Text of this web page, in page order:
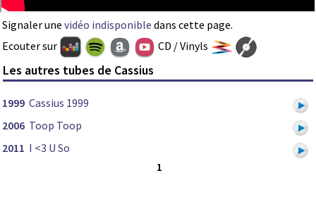
Signaler une vidéo indisponible dans cette page.
Ecouter sur
CD / Vinyls
Les autres tubes de Cassius
1999 Cassius 1999
2006 Toop Toop
2011 I <3 U So
1